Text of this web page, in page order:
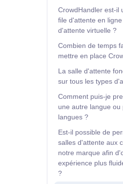
CrowdHandler est-il
file d'attente en
d'attente virtuelle ?
Combien de temps
mettre en place
La salle d'attente
sur tous les types
Comment puis-je
une autre langue ou
langues ?
Est-il possible de
salles d'attente aux
notre marque afin
expérience plus
?